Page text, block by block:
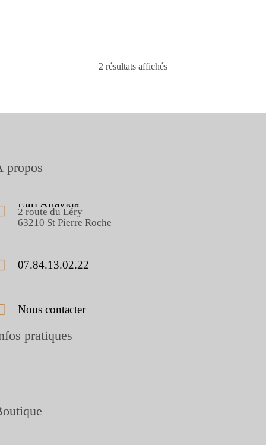
2 résultats affichés
propos
Eurl Artavida
2 route du Léry
63210 St Pierre Roche
07.84.13.02.22
Nous contacter
pratiques